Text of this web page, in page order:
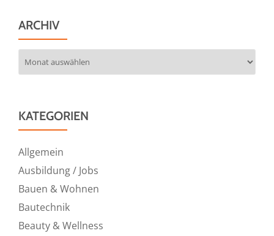
ARCHIV
KATEGORIEN
Allgemein
Ausbildung / Jobs
Bauen & Wohnen
Bautechnik
Beauty & Wellness